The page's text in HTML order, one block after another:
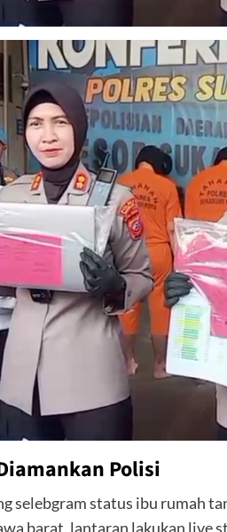
Polisi
selebgram status ibu rumah
barat, lantaran lakukan live